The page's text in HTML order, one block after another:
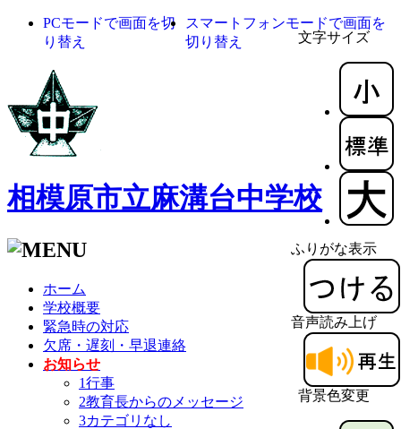
文字サイズ
ふりがな表示
音声読み上げ
背景色変更
PCモードで画面を切
り替え
スマートフォンモードで画面を
切り替え
相模原市立麻溝台中学校
ホーム
学校概要
緊急時の対応
欠席・遅刻・早退連絡
お知らせ
1行事
2教育長からのメッセージ
3カテゴリなし